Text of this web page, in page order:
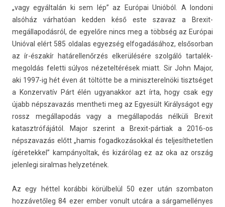
„vagy egyáltalán ki sem lép” az Európai Unióból. A lon­doni
alsóház várhatóan kedd­en késő este szavaz a Brexit-
megállapodásról, de egyelőre nincs meg a többség az Európai
Unióval elért 585 ol­dalas egyez­ség el­fogadásához, el­sősor­ban
az ír-északír határel­lenőr­zés elkerülésére szolgáló tar­talék­
megol­dás felet­ti súlyos nézetel­térések miatt. Sir John Major,
aki 1997-ig hét éven át töltötte be a miniszterel­nöki tisztséget
a Kon­zervatív Párt élén ugyanak­kor azt írta, hogy csak egy
újabb népszavazás mentheti meg az Egyesült Királyságot egy
rossz megál­lapodás vagy a megál­lapodás nélküli Brexit
katasztrófájától. Major szerint a Brexit-pártiak a 2016-os
népszavazás előtt „hamis fogad­kozásokk­al és tel­jesít­hetetl­en
ígéretek­kel” kam­pányol­tak, és kizárólag ez az oka az ország
jelen­legi siral­mas helyzetének.
Az egy héttel korábbi körülbelül 50 ezer után szom­baton
hozzávetőleg 84 ezer ember vonult utcára a sár­gamel­lényes